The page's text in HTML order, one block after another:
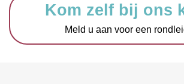
Kom zelf bij ons
Meld u aan voor een